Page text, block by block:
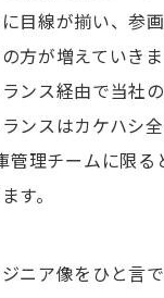
目線が揃い、参
方が増えていき
ンス経由で当社
ンスはカケハシ
管理チームに限る
す。
ニア像をひと言で